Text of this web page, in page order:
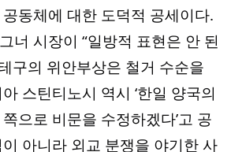
동체에 대한 도덕적 공세이다.
너 시장이 “일방적 표현은 안 된
구의 위안부상은 철거 수순을
스틴티노시 역시 ‘한일 양국의
으로 비문을 수정하겠다’고 공
아니라 외교 분쟁을 야기한 사